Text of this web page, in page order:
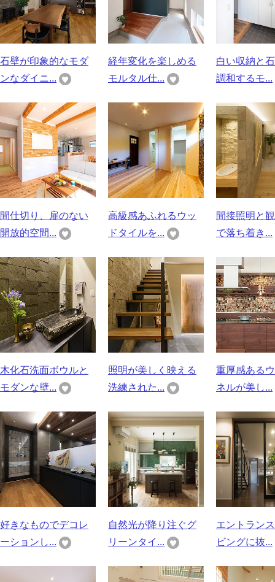
石壁が印象的なモダ
ンなダイニ...
経年変化を楽しめる
モルタル仕...
白い収納と
調和するモ...
間仕切り、扉のない
開放的空間...
高級感あふれるウッ
ドタイルを...
間接照明と
で落ち着き...
木化石洗面ボウルと
モダンな壁...
照明が美しく映える
洗練された...
重厚感ある
ネルが美し...
好きなものでデコレ
ーションし...
自然光が降り注ぐグ
リーンタイ...
エントラン
ビングに抜...